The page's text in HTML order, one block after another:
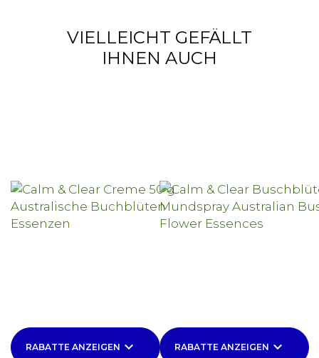
VIELLEICHT GEFÄLLT
IHNEN AUCH
RABATTE ANZEIGEN keyboard_arrow_down RABATTE ANZEIGEN keyboard_arrow_down